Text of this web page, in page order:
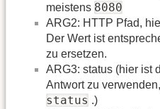
meistens 8080
ARG2: HTTP Pfad,
Der Wert ist
zu ersetzen.
ARG3: status (hier ist
Antwort zu
status .)